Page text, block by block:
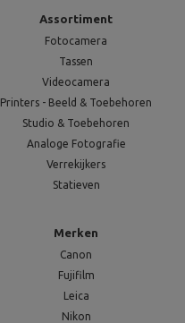
Assortiment
Fotocamera
Tassen
Videocamera
Printers - Beeld & Toebehoren
Studio & Toebehoren
Analoge Fotografie
Verrekijkers
Statieven
Merken
Canon
Fujifilm
Leica
Nikon